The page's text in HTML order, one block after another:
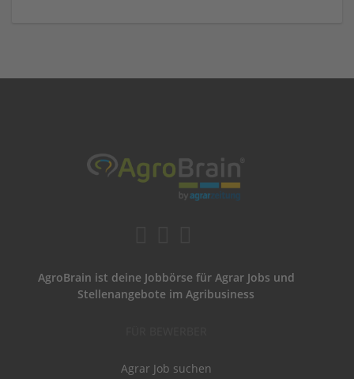
AgroBrain ist deine Jobbörse für Agrar Jobs und
Stellenangebote im Agribusiness
Agrar Job suchen